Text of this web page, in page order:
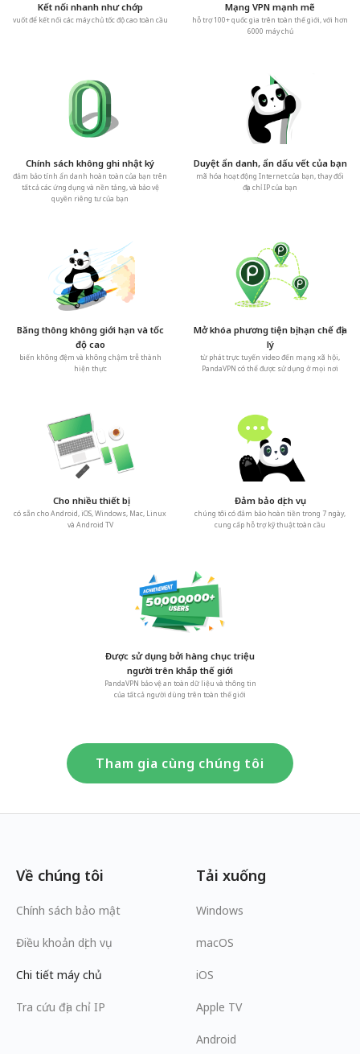
Kết nối nhanh như chớp
vuốt để kết nối các máy chủ tốc độ cao toàn cầu
Mạng VPN mạnh mẽ
hỗ trợ 100+ quốc gia trên toàn thế giới, với hơn
6000 máy chủ
Chính sách không ghi nhật ký
đảm bảo tính ẩn danh hoàn toàn của bạn trên
tất cả các ứng dụng và nền tảng, và bảo vệ
quyền riêng tư của bạn
Duyệt ẩn danh, ẩn dấu vết của bạn
mã hóa hoạt động Internet của bạn, thay đổi
địa chỉ IP của bạn
Băng thông không giới hạn và tốc
độ cao
biến không đệm và không chậm trễ thành
hiện thực
Mở khóa phương tiện bị hạn chế địa
lý
từ phát trực tuyến video đến mạng xã hội,
PandaVPN có thể được sử dụng ở mọi nơi
Cho nhiều thiết bị
có sẵn cho Android, iOS, Windows, Mac, Linux
và Android TV
Đảm bảo dịch vụ
chúng tôi có đảm bảo hoàn tiền trong 7 ngày,
cung cấp hỗ trợ kỹ thuật toàn cầu
Được sử dụng bởi hàng chục triệu
người trên khắp thế giới
PandaVPN bảo vệ an toàn dữ liệu và thông tin
của tất cả người dùng trên toàn thế giới
Tham gia cùng chúng tôi
Về chúng tôi
Chính sách bảo mật
Điều khoản dịch vụ
Chi tiết máy chủ
Tra cứu địa chỉ IP
Tải xuống
Windows
macOS
iOS
Apple TV
Android